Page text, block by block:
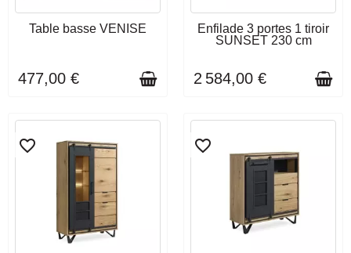
DÉLAI DE LIVRAISON : 3 À 4
Table basse VENISE
477,00 €
DÉLAI DE LIVRAISON : 3 À 4
SEMAINES
Enfilade 3 portes 1 tiroir
SUNSET 230 cm
2 584,00 €
favorite_border favorite_border